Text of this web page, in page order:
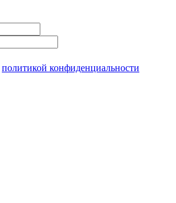
политикой конфиденциальности